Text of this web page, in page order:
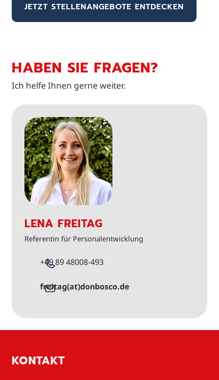
JETZT STELLENANGEBOTE ENTDECKEN
HABEN SIE FRAGEN?
Ich helfe Ihnen gerne weiter.
LENA FREITAG
Referentin für Personalentwicklung
+49 89 48008-493
freitag(at)donbosco.de
KONTAKT